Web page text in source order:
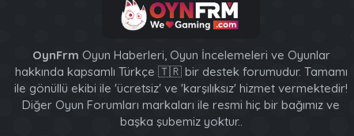
OynFrm Oyun Haberleri, Oyun İncelemeleri ve Oyunlar
hakkında kapsamlı Türkçe 🇹🇷 bir destek forumudur. Tamamı
ile gönüllü ekibi ile 'ücretsiz' ve 'karşılıksız' hizmet vermektedir!
Diğer Oyun Forumları markaları ile resmi hiç bir bağımız ve
başka şubemiz yoktur..